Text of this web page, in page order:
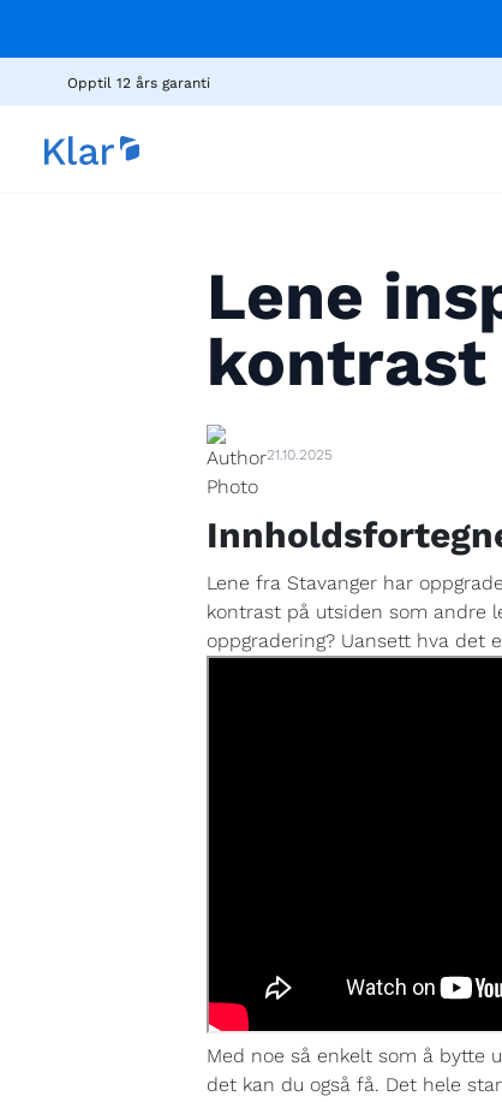
Opptil 12 års garanti
Lene
kontrast
21.10.2025
Lene fra Stavanger har
kontrast på utsiden som andre
oppgradering? Uansett hva det
Med noe så enkelt som å bytte
det kan du også få. Det hele